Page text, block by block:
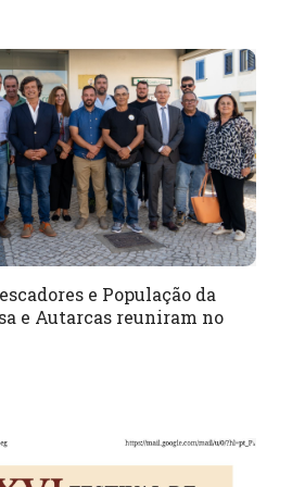
e População da
e Autarcas reuniram no